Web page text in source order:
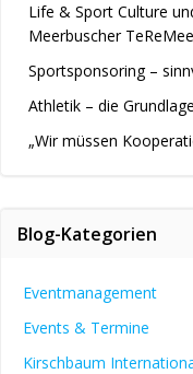
Life & Sport Culture
Meerbuscher
Sportsponsoring –
Athletik – die
„Wir müssen
Blog-Kategorien
Eventmanagement
Events & Termine
Kirschbaum